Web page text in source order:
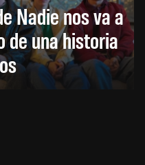
Nadie nos va a
de una historia